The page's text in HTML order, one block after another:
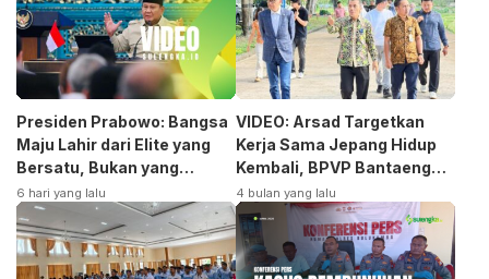
Presiden Prabowo: Bangsa
Maju Lahir dari Elite yang
Bersatu, Bukan yang
Terpecah
6 hari yang lalu
VIDEO: Arsad Targetkan
Kerja Sama Jepang Hidup
Kembali, BPVP Bantaeng
Siap Bangkitkan Jurusan
Otomotif
4 bulan yang lalu